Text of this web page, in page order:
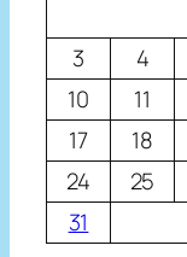
3
4
10
11
17
18
24
25
31